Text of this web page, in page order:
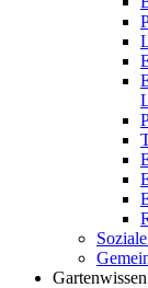
Gartenwissen